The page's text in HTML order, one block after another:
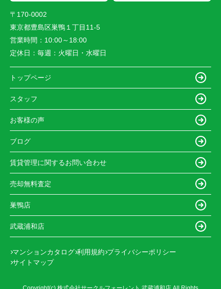
〒170-0002
東京都豊島区巣鴨１丁目11-5
営業時間： 10:00～18:00
定休日： 毎週：火曜日・水曜日
トップページ
スタッフ
お客様の声
ブログ
賃貸管理に関するお問い合わせ
売却無料査定
巣鴨店
武蔵浦和店
マンションカタログ 利用規約 プライバシーポリシー
サイトマップ